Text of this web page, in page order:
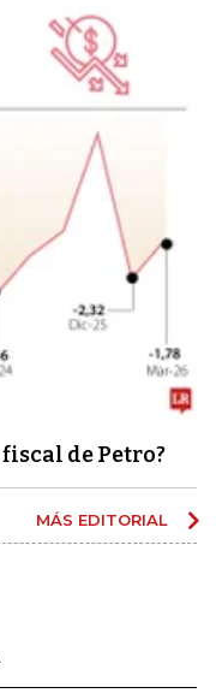
de Petro?
MÁS EDITORIAL